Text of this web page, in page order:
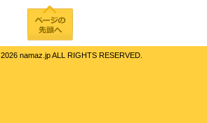
2026 namaz.jp ALL RIGHTS RESERVED.